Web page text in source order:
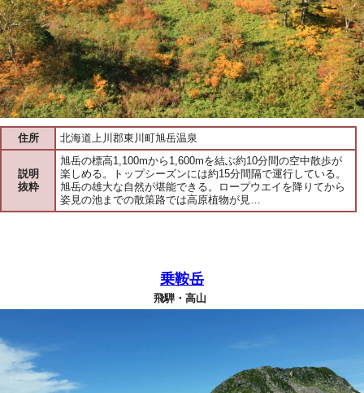
住所 北海道上川郡東川町旭岳温泉
説明
抜粋
旭岳の標高1,100mから1,600mを結ぶ約10分間の空中散歩が
楽しめる。トップシーズンには約15分間隔で運行している。
旭岳の雄大な自然が堪能できる。ロープウエイを降りてから
姿見の池までの散策路では高原植物が見…
乗鞍岳
飛騨・高山